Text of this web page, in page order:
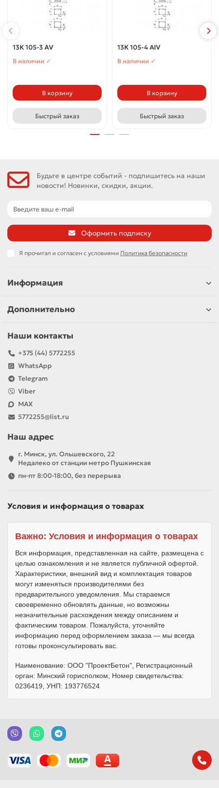
13К 105-3 АV
В наличии ✓
В корзину
Быстрый заказ
13К 105-4 АIV
В наличии ✓
В корзину
Быстрый заказ
Будьте в центре событий - подпишитесь на наши
новости! Новинки, скидки, акции.
Оформить подписку
Я прочитал и согласен с условиями Политика безопасности
Информация
Дополнительно
Наши контакты
+375 (44) 5772255
WhatsApp
Telegram
Viber
MAX
5772255@list.ru
Наш адрес
г. Минск, ул. Ольшевского, 22
Недалеко от станции метро Пушкинская
пн-пт 8:00-18:00, без перерыва
Условия и информация о товарах
Важно: Условия и информация о товарах
Вся информация, представленная на сайте, размещена с
целью ознакомления и не является публичной офертой.
Характеристики, внешний вид и комплектация товаров
могут изменяться производителями без
предварительного уведомления. Мы стараемся
своевременно обновлять данные, но возможны
незначительные расхождения между описанием и
фактическим товаром. Пожалуйста, уточняйте
информацию перед оформлением заказа — мы всегда
готовы проконсультировать вас.
Наименование: ООО "ПроектБетон", Регистрационный
орган: Минский горисполком, Номер свидетельства:
0236419, УНП: 193776524